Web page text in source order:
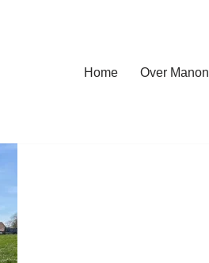
Home Over Manon